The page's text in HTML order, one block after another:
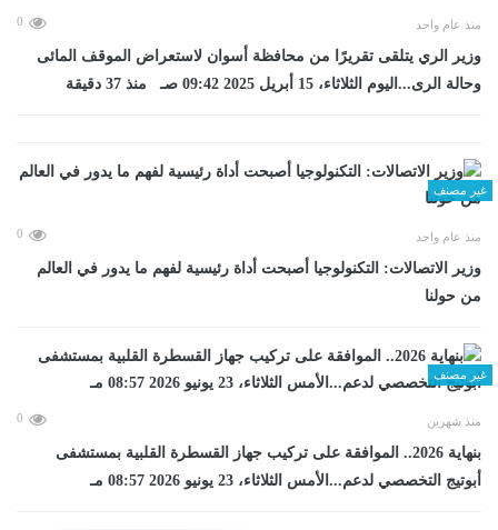
منذ عام واحد 0
وزير الري يتلقى تقريرًا من محافظة أسوان لاستعراض الموقف المائى
وحالة الرى...اليوم الثلاثاء، 15 أبريل 2025 09:42 صـ منذ 37 دقيقة
غير مصنف
منذ عام واحد 0
وزير الاتصالات: التكنولوجيا أصبحت أداة رئيسية لفهم ما يدور في العالم
من حولنا
غير مصنف
منذ شهرين 0
بنهاية 2026.. الموافقة على تركيب جهاز القسطرة القلبية بمستشفى
أبوتيج التخصصي لدعم...الأمس الثلاثاء، 23 يونيو 2026 08:57 مـ